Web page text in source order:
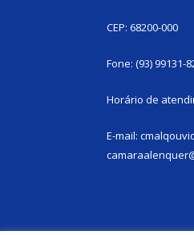
CEP: 68200-000
Fone: (93) 99131-
Horário de
E-mail: